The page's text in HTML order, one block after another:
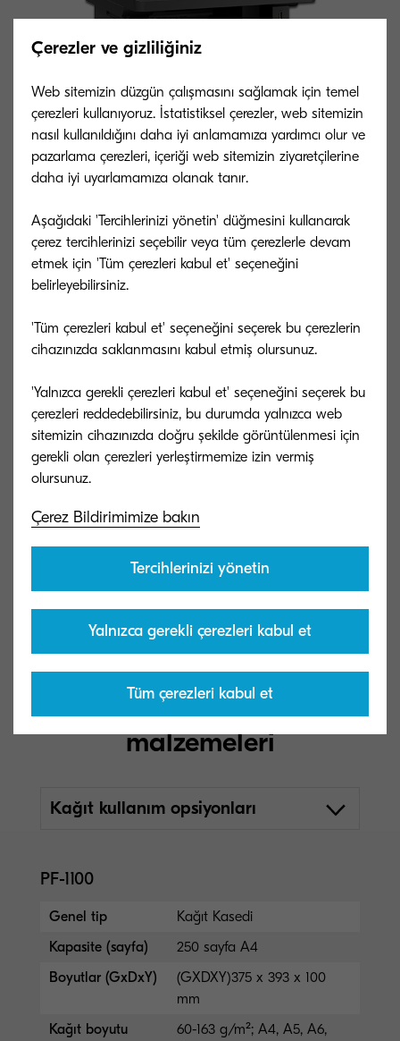
Genel tip
Siyah Beyaz A4 çok fonksiyonlu fotokopi
Hız
Isınma süresi
Yaklaşık 29 sn. veya daha az
Güç tüketimi
Kopyalama/Baskı: 574.4 W, Hazır mod:
11.8 W, Uyku modu: 0.4 W
Opsiyonel aksamlar ve sarf
malzemeleri
Kağıt kullanım opsiyonları
PF-1100
Genel tip
Kağıt Kasedi
Kapasite (sayfa)
250 sayfa A4
Boyutlar (GxDxY)
(GXDXY)375 x 393 x 100
mm
Kağıt boyutu
60-163 g/m²; A4, A5, A6,
Çerezler ve gizliliğiniz
Web sitemizin düzgün çalışmasını sağlamak için temel
çerezleri kullanıyoruz. İstatistiksel çerezler, web sitemizin
nasıl kullanıldığını daha iyi anlamamıza yardımcı olur ve
pazarlama çerezleri, içeriği web sitemizin ziyaretçilerine
daha iyi uyarlamamıza olanak tanır.
Aşağıdaki 'Tercihlerinizi yönetin' düğmesini kullanarak
çerez tercihlerinizi seçebilir veya tüm çerezlerle devam
etmek için 'Tüm çerezleri kabul et' seçeneğini
belirleyebilirsiniz.
'Tüm çerezleri kabul et' seçeneğini seçerek bu çerezlerin
cihazınızda saklanmasını kabul etmiş olursunuz.
'Yalnızca gerekli çerezleri kabul et' seçeneğini seçerek bu
çerezleri reddedebilirsiniz, bu durumda yalnızca web
sitemizin cihazınızda doğru şekilde görüntülenmesi için
gerekli olan çerezleri yerleştirmemize izin vermiş
Çerez Bildirimimize bakın
Tercihlerinizi yönetin
Yalnızca gerekli çerezleri kabul et
Tüm çerezleri kabul et